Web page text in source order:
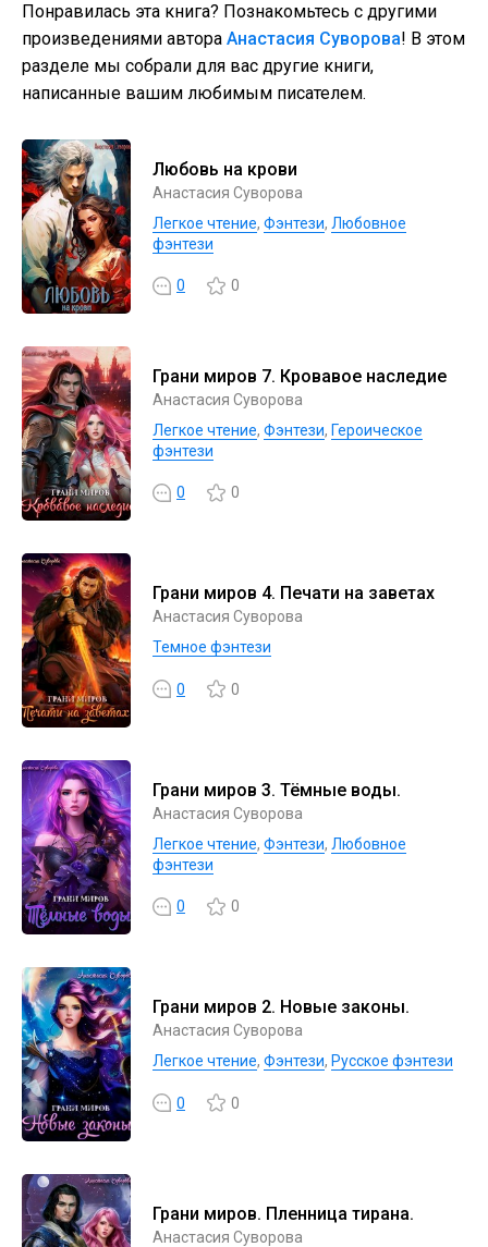
Понравилась эта книга? Познакомьтесь с другими
произведениями автора Анастасия Суворова! В этом
разделе мы собрали для вас другие книги,
написанные вашим любимым писателем.
Любовь на крови
Анастасия Суворова
Легкое чтение, Фэнтези, Любовное
фэнтези
0 0
Грани миров 7. Кровавое наследие
Анастасия Суворова
Легкое чтение, Фэнтези, Героическое
фэнтези
0 0
Грани миров 4. Печати на заветах
Анастасия Суворова
Темное фэнтези
0 0
Грани миров 3. Тёмные воды.
Анастасия Суворова
Легкое чтение, Фэнтези, Любовное
фэнтези
0 0
Грани миров 2. Новые законы.
Анастасия Суворова
Легкое чтение, Фэнтези, Русское фэнтези
0 0
Грани миров. Пленница тирана.
Анастасия Суворова